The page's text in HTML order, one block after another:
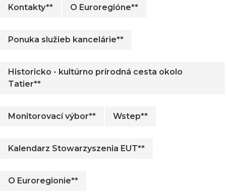
Kontakty** O Euroregióne**
Ponuka služieb kancelárie**
Historicko - kultúrno prírodná cesta okolo
Tatier**
Monitorovací výbor** Wstep**
Kalendarz Stowarzyszenia EUT**
O Euroregionie**